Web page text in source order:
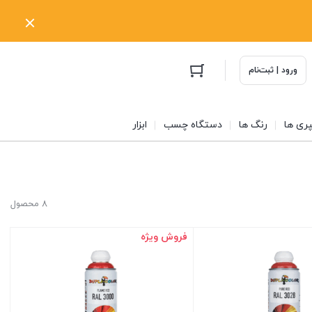
ورود | ثبت‌نام
ها رنگ ها دستگاه چسب ابزار
8 محصول
فروش ویژه